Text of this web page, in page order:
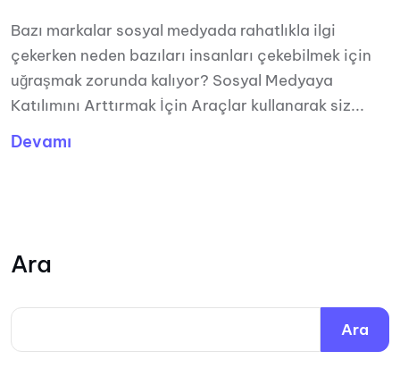
Bazı markalar sosyal medyada rahatlıkla ilgi
çekerken neden bazıları insanları çekebilmek için
uğraşmak zorunda kalıyor? Sosyal Medyaya
Katılımını Arttırmak İçin Araçlar kullanarak siz...
Devamı
Ara
Ara